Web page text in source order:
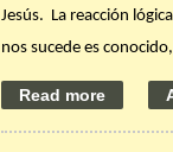
Jesús. La reacción
nos sucede es
presiones sociales?
Consejo de la semana: